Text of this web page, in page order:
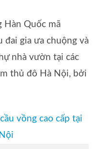
Hàn Quốc mã
đai gia ưa chuộng và
nhà vườn tại các
thủ đô Hà Nội, bởi